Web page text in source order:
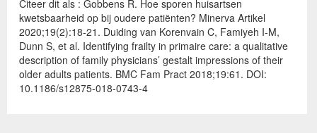
Citeer dit als : Gobbens R. Hoe sporen huisartsen
kwetsbaarheid op bij oudere patiënten? Minerva Artikel
2020;19(2):18-21. Duiding van Korenvain C, Famiyeh I-M,
Dunn S, et al. Identifying frailty in primaire care: a qualitative
description of family physicians’ gestalt impressions of their
older adults patients. BMC Fam Pract 2018;19:61. DOI:
10.1186/s12875-018-0743-4